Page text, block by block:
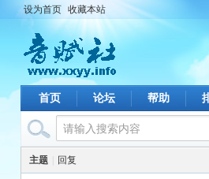
设为首页 收藏本站
首页 论坛 帮助
主题 回复